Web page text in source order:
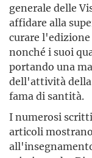
generale delle
affidare alla
curare l'edizione
nonché i suoi
portando una
dell'attività della
fama di santità.
I numerosi
articoli